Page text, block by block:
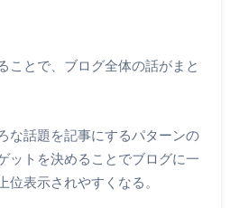
ことで、ブログ全体の話がまと
な話題を記事にするパターンの
ットを決めることでブログに一
表示されやすくなる。